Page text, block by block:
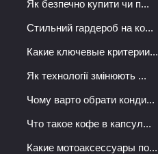
Як безпечно купити чи п...
Стильний гардероб на ко...
Какие ключевые критерии...
Як технології змінюють ...
Чому варто обрати конди...
Что такое кофе в капсул...
Какие мотоаксессуары по...